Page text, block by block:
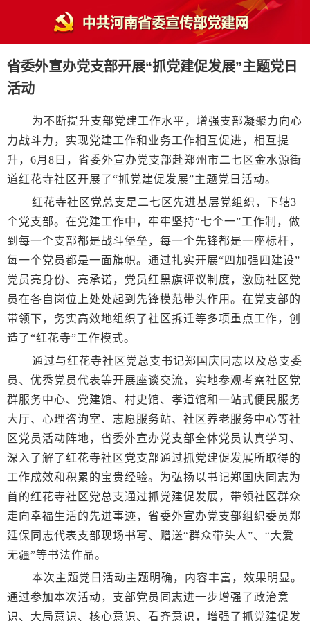
省委外宣办党支部开展“抓党建促发展”主题党日
活动
为不断提升支部党建工作水平，增强支部凝聚力向心
力战斗力，实现党建工作和业务工作相互促进，相互提
升，6月8日，省委外宣办党支部赴郑州市二七区金水源街
道红花寺社区开展了“抓党建促发展”主题党日活动。
红花寺社区党总支是二七区先进基层党组织，下辖3
个党支部。在党建工作中，牢牢坚持“七个一”工作制，做
到每一个支部都是战斗堡垒，每一个先锋都是一座标杆，
每一个党员都是一面旗帜。通过扎实开展“四加强四建设”
党员亮身份、亮承诺，党员红黑旗评议制度，激励社区党
员在各自岗位上处处起到先锋模范带头作用。在党支部的
带领下，务实高效地组织了社区拆迁等多项重点工作，创
造了“红花寺”工作模式。
通过与红花寺社区党总支书记郑国庆同志以及总支委
员、优秀党员代表等开展座谈交流，实地参观考察社区党
群服务中心、党建馆、村史馆、孝道馆和一站式便民服务
大厅、心理咨询室、志愿服务站、社区养老服务中心等社
区党员活动阵地，省委外宣办党支部全体党员认真学习、
深入了解了红花寺社区党支部通过抓党建促发展所取得的
工作成效和积累的宝贵经验。为弘扬以书记郑国庆同志为
首的红花寺社区党总支通过抓党建促发展，带领社区群众
走向幸福生活的先进事迹，省委外宣办党支部组织委员郑
延保同志代表支部现场书写、赠送“群众带头人”、“大爱
无疆”等书法作品。
本次主题党日活动主题明确，内容丰富，效果明显。
通过参加本次活动，支部党员同志进一步增强了政治意
识、大局意识、核心意识、看齐意识，增强了抓党建促发